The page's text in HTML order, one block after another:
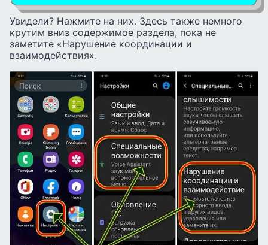
Увидели? Нажмите на них. Здесь также немного
крутим вниз содержимое раздела, пока не
заметите «Нарушение координации и
взаимодействия».